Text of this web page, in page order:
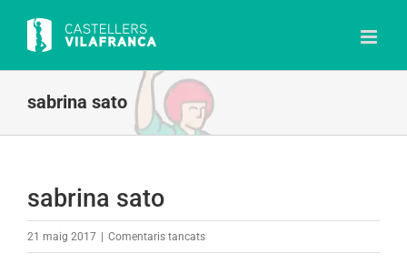
content
sabrina sato
sabrina sato
21 maig 2017 Comentaris tancatsa